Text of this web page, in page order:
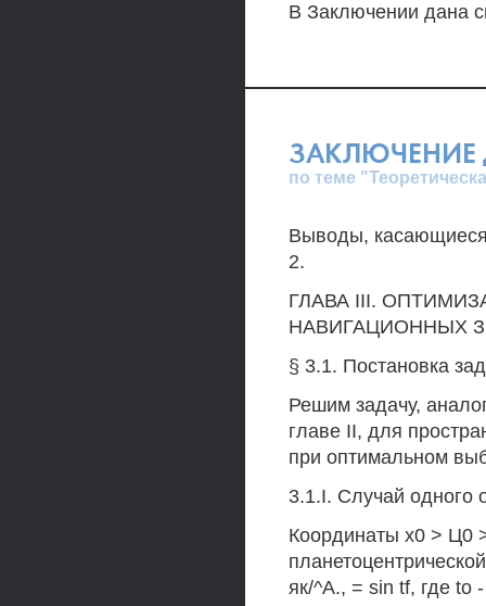
В Заключении дана
ЗАКЛЮЧЕНИЕ
по теме
Выводы,
2.
ГЛАВА III.
НАВИГАЦИОННЫХ
§ 3.1. Постановка
Решим задачу,
главе II, для
при оптимальном
3.1.I. Случай одного
Координаты х0 > Ц0
як/^А., = sin tf, где to